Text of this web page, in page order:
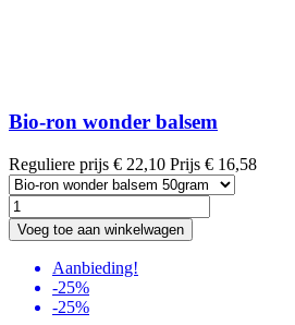
Bio-ron wonder balsem
Reguliere prijs € 22,10 Prijs € 16,58
Voeg toe aan winkelwagen
Aanbieding!
-25%
-25%